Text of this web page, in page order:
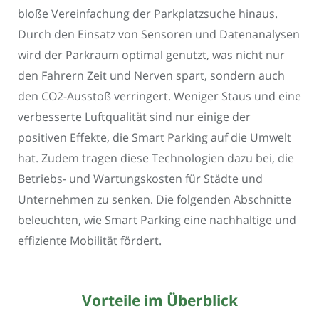
bloße Vereinfachung der Parkplatzsuche hinaus.
Durch den Einsatz von Sensoren und Datenanalysen
wird der Parkraum optimal genutzt, was nicht nur
den Fahrern Zeit und Nerven spart, sondern auch
den CO2-Ausstoß verringert. Weniger Staus und eine
verbesserte Luftqualität sind nur einige der
positiven Effekte, die Smart Parking auf die Umwelt
hat. Zudem tragen diese Technologien dazu bei, die
Betriebs- und Wartungskosten für Städte und
Unternehmen zu senken. Die folgenden Abschnitte
beleuchten, wie Smart Parking eine nachhaltige und
effiziente Mobilität fördert.
Vorteile im Überblick